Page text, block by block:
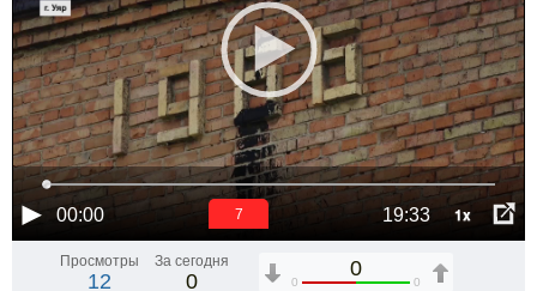
00:00 19:33 1x
6
Просмотры
12
За сегодня
0
0
0 0